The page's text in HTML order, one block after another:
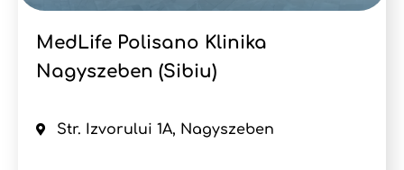
MedLife Polisano Klinika
Nagyszeben (Sibiu)
Str. Izvorului 1A, Nagyszeben